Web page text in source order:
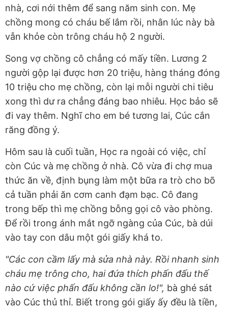
nhà, cơi nới thêm để sang năm sinh con. Mẹ
chồng mong có cháu bế lắm rồi, nhân lúc này bà
vẫn khỏe còn trông cháu hộ 2 người.
Song vợ chồng cô chẳng có mấy tiền. Lương 2
người gộp lại được hơn 20 triệu, hàng tháng đóng
10 triệu cho mẹ chồng, còn lại mỗi người chi tiêu
xong thì dư ra chẳng đáng bao nhiêu. Học bảo sẽ
đi vay thêm. Nghĩ cho em bé tương lai, Cúc cắn
răng đồng ý.
Hôm sau là cuối tuần, Học ra ngoài có việc, chỉ
còn Cúc và mẹ chồng ở nhà. Cô vừa đi chợ mua
thức ăn về, định bụng làm một bữa ra trò cho bõ
cả tuần phải ăn cơm canh đạm bạc. Cô đang
trong bếp thì mẹ chồng bỗng gọi cô vào phòng.
Để rồi trong ánh mắt ngỡ ngàng của Cúc, bà dúi
vào tay con dâu một gói giấy khá to.
"Các con cầm lấy mà sửa nhà này. Rồi nhanh sinh
cháu mẹ trông cho, hai đứa thích phấn đấu thế
nào cứ việc phấn đấu không cần lo!", bà ghé sát
vào Cúc thủ thỉ. Biết trong gói giấy ấy đều là tiền,